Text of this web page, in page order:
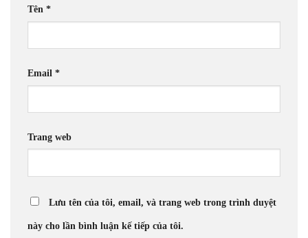
Tên *
Email *
Trang web
Lưu tên của tôi, email, và trang web trong trình duyệt
này cho lần bình luận kế tiếp của tôi.